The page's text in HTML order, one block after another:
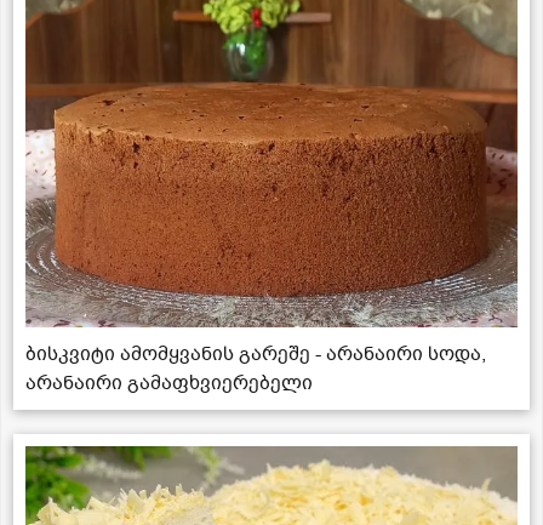
ბისკვიტი ამომყვანის გარეშე - არანაირი სოდა,
არანაირი გამაფხვიერებელი